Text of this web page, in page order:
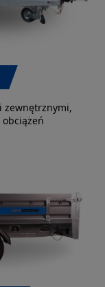
zewnętrznymi,